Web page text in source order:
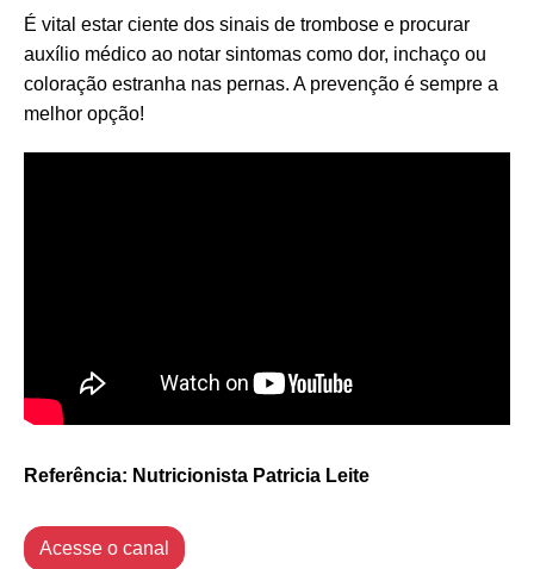
É vital estar ciente dos sinais de trombose e procurar
auxílio médico ao notar sintomas como dor, inchaço ou
coloração estranha nas pernas. A prevenção é sempre a
melhor opção!
Referência: Nutricionista Patricia Leite
Acesse o canal